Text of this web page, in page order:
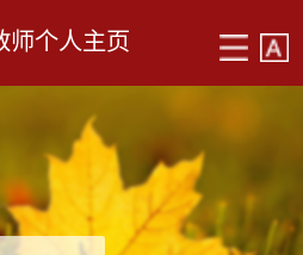
师个人主页